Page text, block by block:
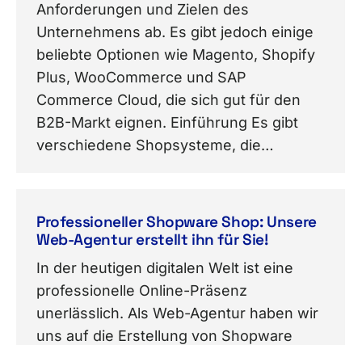
Anforderungen und Zielen des
Unternehmens ab. Es gibt jedoch einige
beliebte Optionen wie Magento, Shopify
Plus, WooCommerce und SAP
Commerce Cloud, die sich gut für den
B2B-Markt eignen. Einführung Es gibt
verschiedene Shopsysteme, die…
Professioneller Shopware Shop: Unsere
Web-Agentur erstellt ihn für Sie!
In der heutigen digitalen Welt ist eine
professionelle Online-Präsenz
unerlässlich. Als Web-Agentur haben wir
uns auf die Erstellung von Shopware